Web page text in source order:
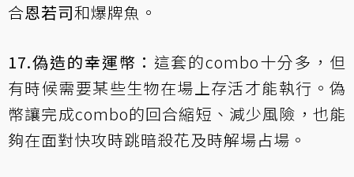
合恩若司和爆牌魚。
17.偽造的幸運幣： 這套的combo十分多，但
有時候需要某些生物在場上存活才能執行。偽
幣讓完成combo的回合縮短、減少風險，也能
夠在面對快攻時跳暗殺花及時解場占場。